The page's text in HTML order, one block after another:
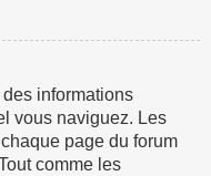
informations
vous naviguez. Les
page du forum
comme les